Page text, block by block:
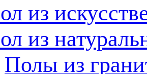
из
из
Полы из